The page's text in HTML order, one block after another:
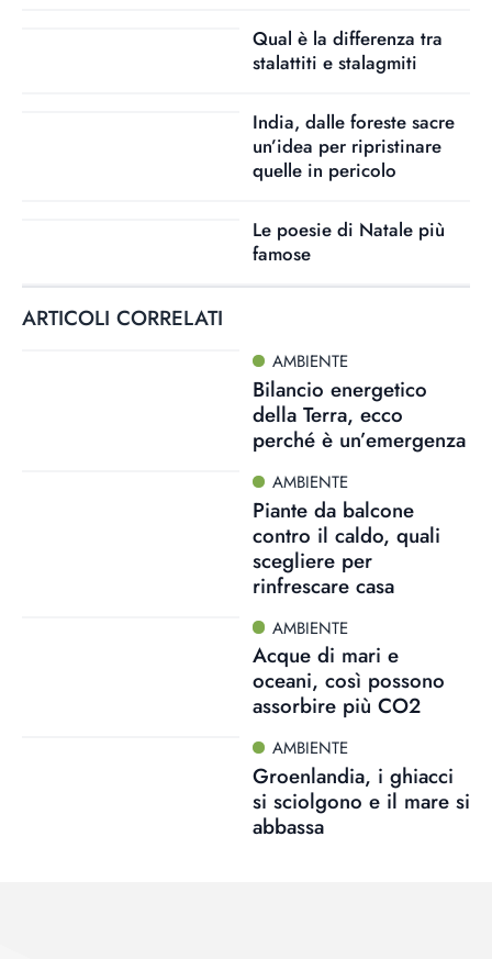
Qual è la differenza tra
stalattiti e stalagmiti
India, dalle foreste sacre
un’idea per ripristinare
quelle in pericolo
Le poesie di Natale più
famose
ARTICOLI CORRELATI
AMBIENTE
Bilancio energetico
della Terra, ecco
perché è un’emergenza
AMBIENTE
Piante da balcone
contro il caldo, quali
scegliere per
rinfrescare casa
AMBIENTE
Acque di mari e
oceani, così possono
assorbire più CO2
AMBIENTE
Groenlandia, i ghiacci
si sciolgono e il mare si
abbassa